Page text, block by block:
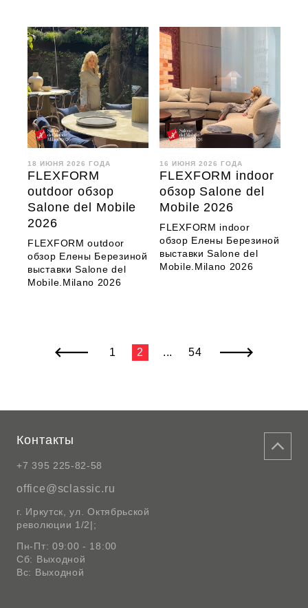
18 ИЮНЯ 2026 ГОДА
FLEXFORM
outdoor обзор
Salone del Mobile
2026
FLEXFORM outdoor
обзор Елены Березиной
выставки Salone del
Mobile.Milano 2026
16 ИЮНЯ 2026 ГОДА
FLEXFORM indoor
обзор Salone del
Mobile 2026
FLEXFORM indoor
обзор Елены Березиной
выставки Salone del
Mobile.Milano 2026
1 2 ... 54
Контакты
+7 395 225-82-58
office@sclassic.ru
г. Иркутск, ул. Октябрьской
революции 1/2|;
Пн-Пт: 09:00 - 18:00
Сб: Выходной
Вс: Выходной